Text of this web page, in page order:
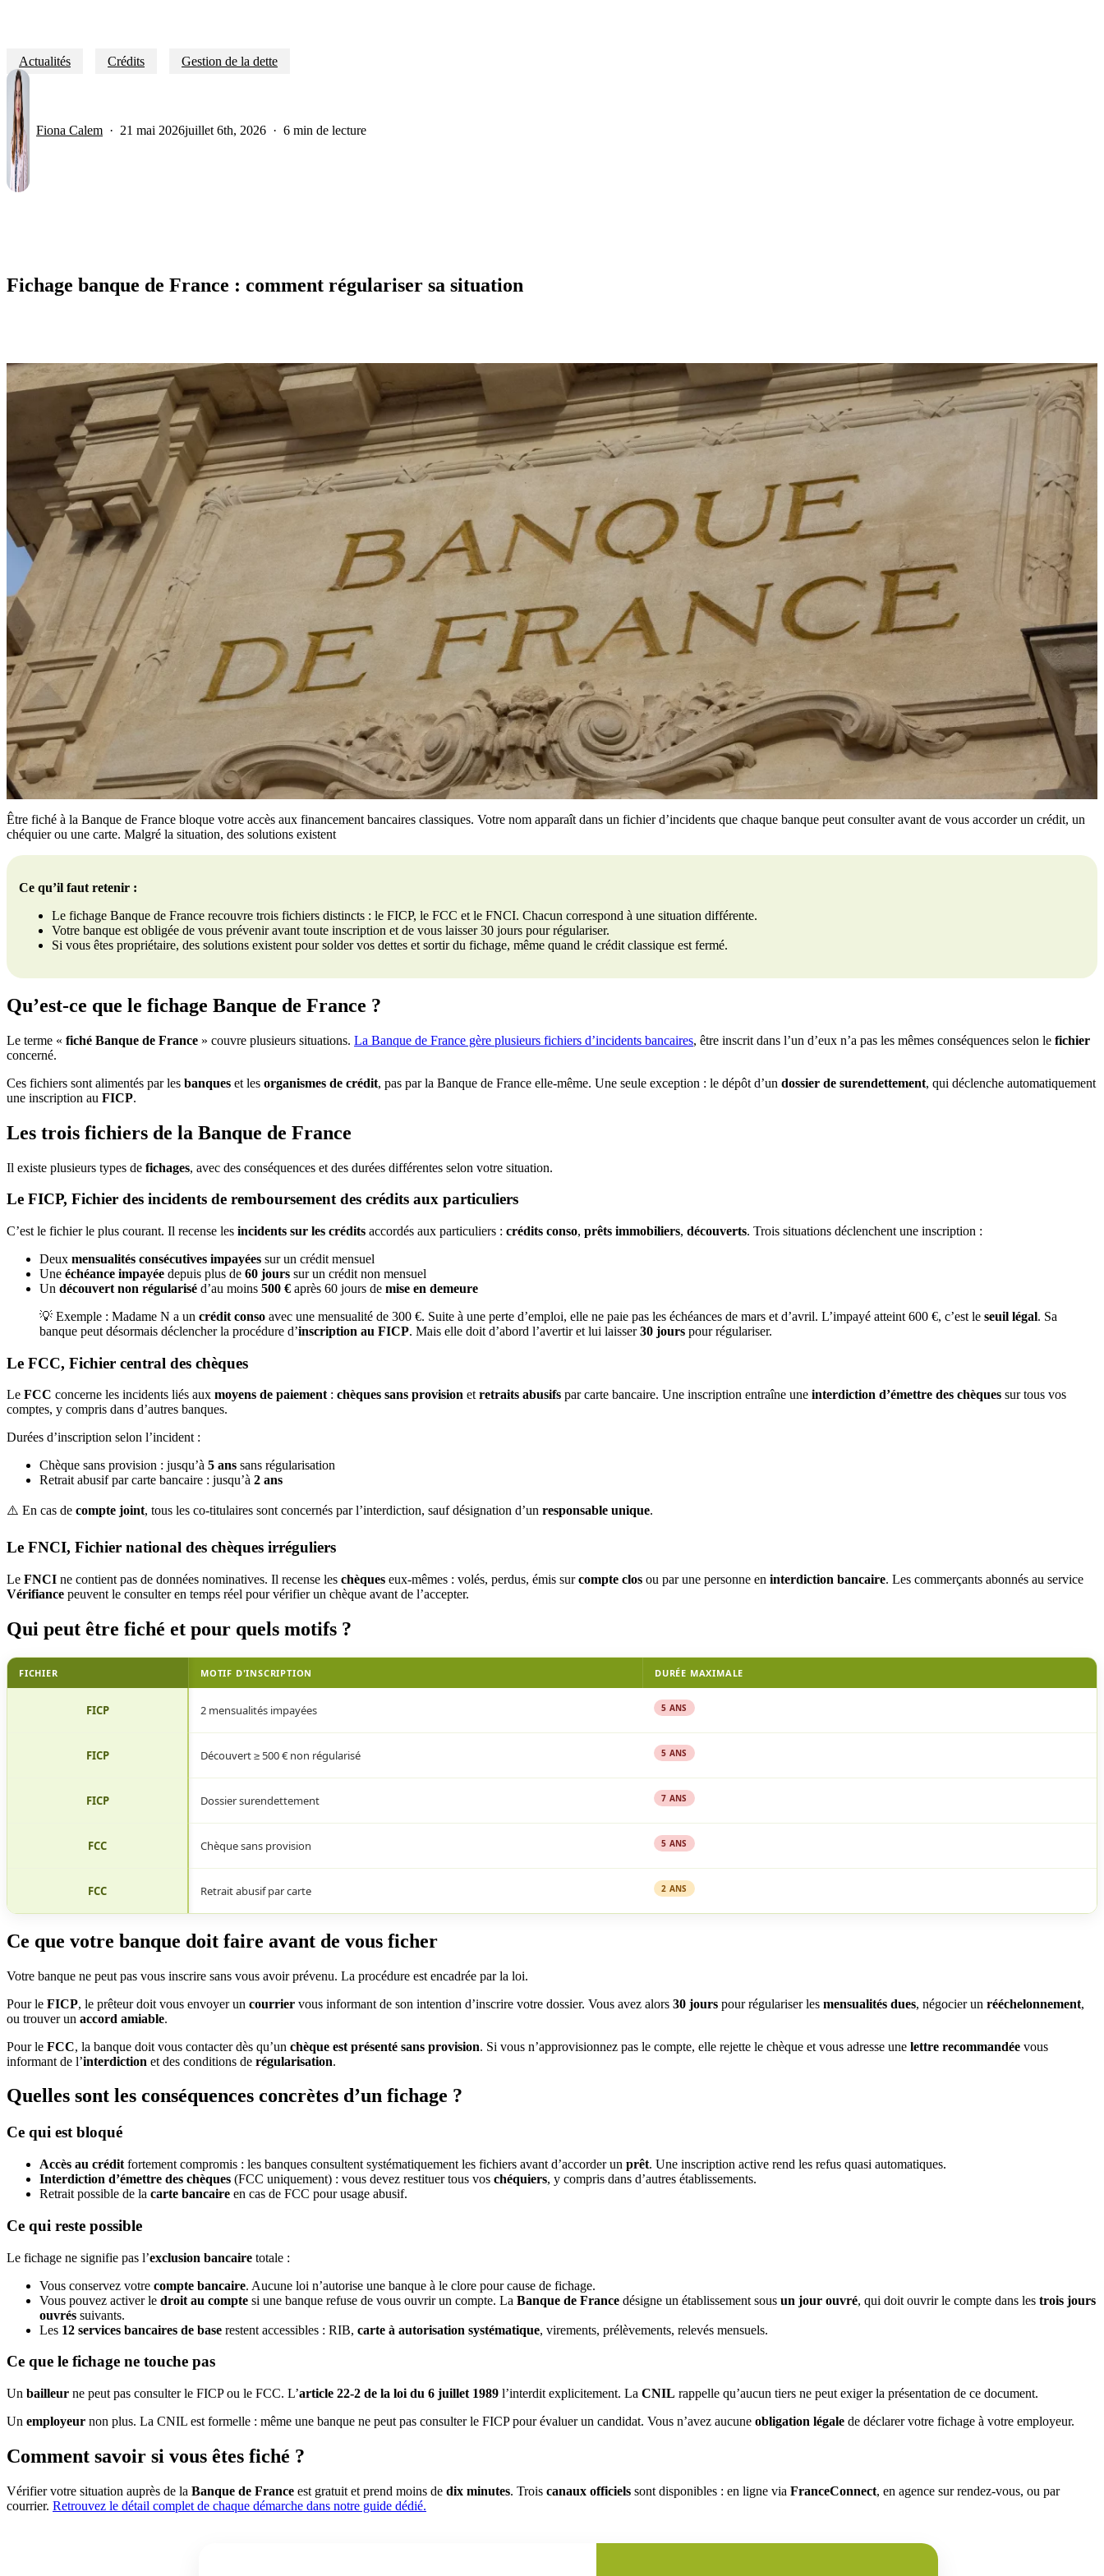
Actualités Crédits Gestion de la dette
Fiona Calem 21 mai 2026juillet 6th, 2026 6 min de lecture
Fichage banque de France : comment régulariser sa situation
Être fiché à la Banque de France bloque votre accès aux financement bancaires classiques. Votre nom apparaît dans un fichier d’incidents que chaque banque peut consulter avant de vous accorder un crédit, un
chéquier ou une carte. Malgré la situation, des solutions existent
Ce qu’il faut retenir :
Le fichage Banque de France recouvre trois fichiers distincts : le FICP, le FCC et le FNCI. Chacun correspond à une situation différente.
Votre banque est obligée de vous prévenir avant toute inscription et de vous laisser 30 jours pour régulariser.
Si vous êtes propriétaire, des solutions existent pour solder vos dettes et sortir du fichage, même quand le crédit classique est fermé.
Qu’est-ce que le fichage Banque de France ?
Le terme « fiché Banque de France » couvre plusieurs situations. La Banque de France gère plusieurs fichiers d’incidents bancaires, être inscrit dans l’un d’eux n’a pas les mêmes conséquences selon le fichier
concerné.
Ces fichiers sont alimentés par les banques et les organismes de crédit, pas par la Banque de France elle-même. Une seule exception : le dépôt d’un dossier de surendettement, qui déclenche automatiquement
une inscription au FICP.
Les trois fichiers de la Banque de France
Il existe plusieurs types de fichages, avec des conséquences et des durées différentes selon votre situation.
Le FICP, Fichier des incidents de remboursement des crédits aux particuliers
C’est le fichier le plus courant. Il recense les incidents sur les crédits accordés aux particuliers : crédits conso, prêts immobiliers, découverts. Trois situations déclenchent une inscription :
Deux mensualités consécutives impayées sur un crédit mensuel
Une échéance impayée depuis plus de 60 jours sur un crédit non mensuel
Un découvert non régularisé d’au moins 500 € après 60 jours de mise en demeure
💡 Exemple : Madame N a un crédit conso avec une mensualité de 300 €. Suite à une perte d’emploi, elle ne paie pas les échéances de mars et d’avril. L’impayé atteint 600 €, c’est le seuil légal. Sa
banque peut désormais déclencher la procédure d’inscription au FICP. Mais elle doit d’abord l’avertir et lui laisser30 jours pour régulariser.
Le FCC, Fichier central des chèques
Le FCC concerne les incidents liés aux moyens de paiement: chèques sans provision etretraits abusifs par carte bancaire. Une inscription entraîne une interdiction d’émettre des chèques sur tous vos
comptes, y compris dans d’autres banques.
Durées d’inscription selon l’incident :
Chèque sans provision : jusqu’à 5 ans sans régularisation
Retrait abusif par carte bancaire : jusqu’à 2 ans
⚠️ En cas de compte joint, tous les co-titulaires sont concernés par l’interdiction, sauf désignation d’un responsable unique.
Le FNCI, Fichier national des chèques irréguliers
Le FNCI ne contient pas de données nominatives. Il recense les chèques eux-mêmes : volés, perdus, émis surcompte clos ou par une personne en interdiction bancaire. Les commerçants abonnés au service
Vérifiance peuvent le consulter en temps réel pour vérifier un chèque avant de l’accepter.
Qui peut être fiché et pour quels motifs ?
FICHIER MOTIF D'INSCRIPTION DURÉE MAXIMALE
FICP 2 mensualités impayées 5 ANS
FICP Découvert ≥ 500 € non régularisé 5 ANS
FICP Dossier surendettement 7 ANS
FCC Chèque sans provision 5 ANS
FCC Retrait abusif par carte 2 ANS
Ce que votre banque doit faire avant de vous ficher
Votre banque ne peut pas vous inscrire sans vous avoir prévenu. La procédure est encadrée par la loi.
Pour le FICP, le prêteur doit vous envoyer un courrier vous informant de son intention d’inscrire votre dossier. Vous avez alors 30 jours pour régulariser les mensualités dues, négocier un rééchelonnement,
ou trouver un accord amiable.
Pour le FCC, la banque doit vous contacter dès qu’un chèque est présenté sans provision. Si vous n’approvisionnez pas le compte, elle rejette le chèque et vous adresse une lettre recommandée vous
informant de l’interdiction et des conditions de régularisation.
Quelles sont les conséquences concrètes d’un fichage ?
Ce qui est bloqué
Accès au crédit fortement compromis : les banques consultent systématiquement les fichiers avant d’accorder un prêt. Une inscription active rend les refus quasi automatiques.
Interdiction d’émettre des chèques (FCC uniquement) : vous devez restituer tous vos chéquiers, y compris dans d’autres établissements.
Retrait possible de la carte bancaire en cas de FCC pour usage abusif.
Ce qui reste possible
Le fichage ne signifie pas l’exclusion bancaire totale :
Vous conservez votre compte bancaire. Aucune loi n’autorise une banque à le clore pour cause de fichage.
Vous pouvez activer le droit au compte si une banque refuse de vous ouvrir un compte. La Banque de France désigne un établissement sous un jour ouvré, qui doit ouvrir le compte dans les trois jours
ouvrés suivants.
Les 12 services bancaires de base restent accessibles : RIB, carte à autorisation systématique, virements, prélèvements, relevés mensuels.
Ce que le fichage ne touche pas
Un bailleur ne peut pas consulter le FICP ou le FCC. L’article 22-2 de la loi du 6 juillet 1989 l’interdit explicitement. La CNIL rappelle qu’aucun tiers ne peut exiger la présentation de ce document.
Un employeur non plus. La CNIL est formelle : même une banque ne peut pas consulter le FICP pour évaluer un candidat. Vous n’avez aucune obligation légale de déclarer votre fichage à votre employeur.
Comment savoir si vous êtes fiché ?
Vérifier votre situation auprès de la Banque de France est gratuit et prend moins de dix minutes. Trois canaux officiels sont disponibles : en ligne via FranceConnect, en agence sur rendez-vous, ou par
courrier. Retrouvez le détail complet de chaque démarche dans notre guide dédié.